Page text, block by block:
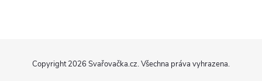
Copyright 2026 Svařovačka.cz. Všechna práva vyhrazena.